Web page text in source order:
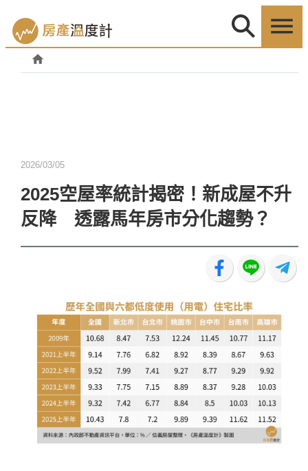
2026/03/05
2025空屋率統計揭密！新成屋不升
反降 透露馬年房市分化趨勢？